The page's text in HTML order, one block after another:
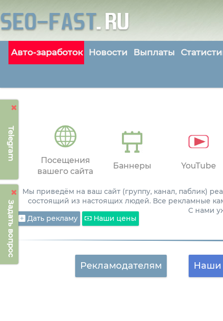
Telegram
Задать вопрос
Авто-заработок Новости Выплаты
Посещения
вашего сайта
Баннеры YouTube
Мы приведём на ваш сайт (группу, канал, паблик)
состоящий из настоящих людей. Все рекламные
С нами
Дать рекламу
Наши цены
Рекламодателям Наши